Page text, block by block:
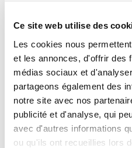
Ce site web utilise des
Les cookies nous
et les annonces, d'offrir des
médias sociaux et
partageons également des
notre site avec nos
publicité et d'analyse, qui
avec d'autres informations
ou qu'ils ont recueillies lors
emporter.
Fabriquée en bois naturel ,
pour une utilisation avec
emballage individuel
pratique.
Découvrez aussi